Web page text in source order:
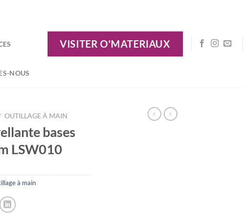
NOUS
VISITER O'MATERIAUX
OUTILLAGE À MAIN
bases
LSW010
à main